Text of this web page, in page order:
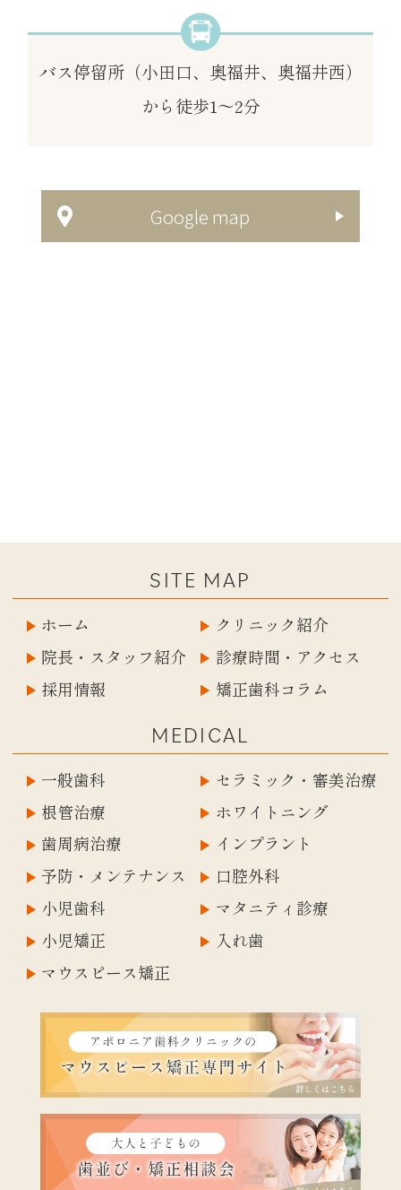
バス停留所（小田口、奥福井、奥福井西）
から徒歩1～2分
Google map
SITE MAP
ホーム
クリニック紹介
院長・スタッフ紹介
診療時間・アクセス
採用情報
矯正歯科コラム
MEDICAL
一般歯科
根管治療
歯周病治療
予防・メンテナンス
小児歯科
小児矯正
マウスピース矯正
セラミック・審美治療
ホワイトニング
インプラント
口腔外科
マタニティ診療
入れ歯